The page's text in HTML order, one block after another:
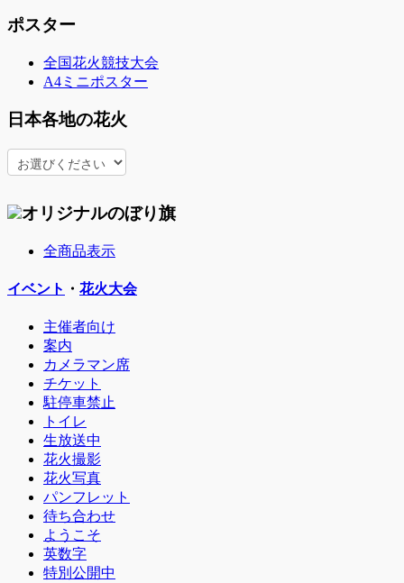
ポスター
全国花火競技大会
A4ミニポスター
日本各地の花火
オリジナルのぼり旗
全商品表示
イベント ・ 花火大会
主催者向け
案内
カメラマン席
チケット
駐停車禁止
トイレ
生放送中
花火撮影
花火写真
パンフレット
待ち合わせ
ようこそ
英数字
特別公開中